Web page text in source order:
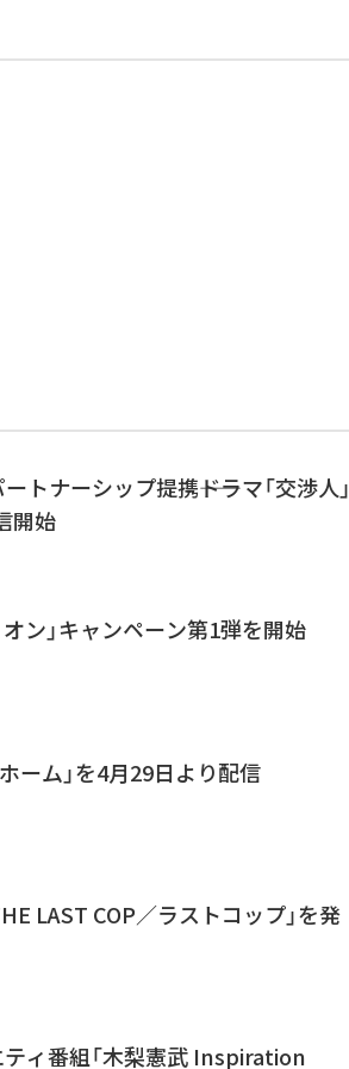
ナーシップ提携――ドラマ「交渉人」
開始
オン」キャンペーン第1弾を開始
ーム」を4月29日より配信
LAST COP／ラストコップ」を発
ィ番組「木梨憲武 Inspiration